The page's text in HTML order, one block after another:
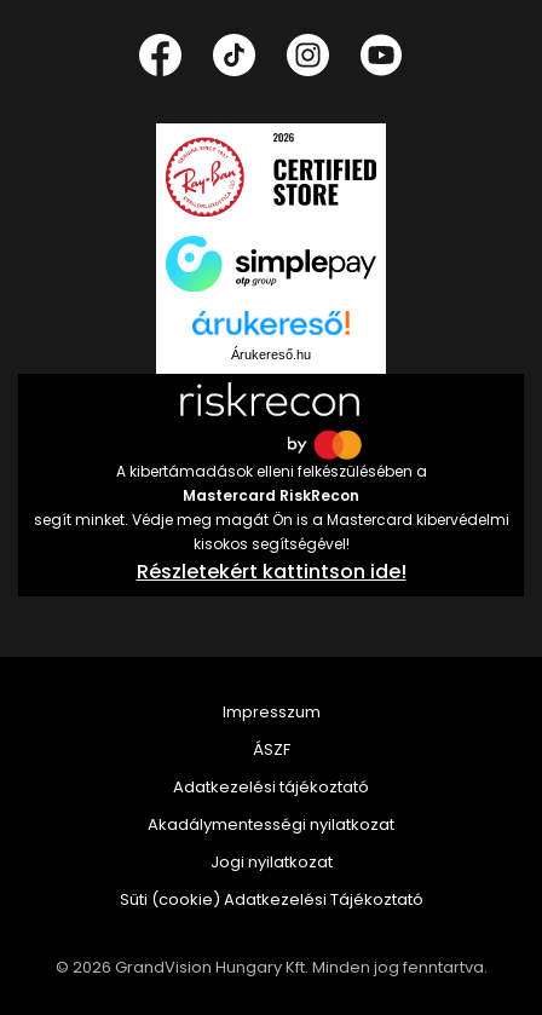
Árukereső.hu
A kibertámadások elleni felkészülésében a
Mastercard RiskRecon
segít minket. Védje meg magát Ön is a Mastercard kibervédelmi
kisokos segítségével!
Részletekért kattintson ide!
© 2026 GrandVision Hungary Kft. Minden jog fenntartva.
Impresszum
ÁSZF
Adatkezelési tájékoztató
Akadálymentességi nyilatkozat
Jogi nyilatkozat
Süti (cookie) Adatkezelési Tájékoztató